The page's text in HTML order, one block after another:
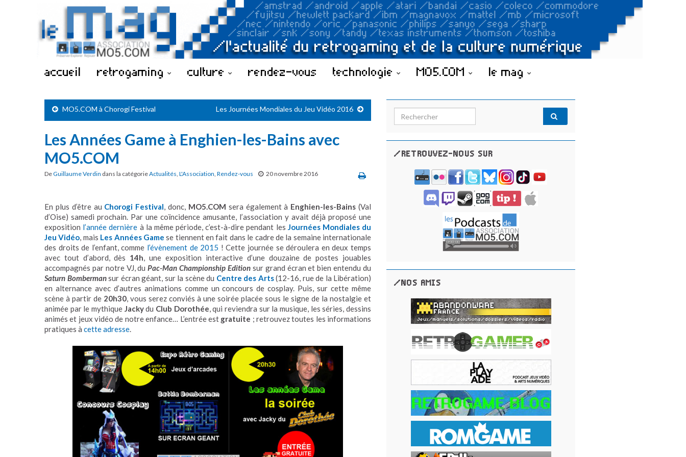
accueil retrogaming culture rendez-vous technologie MO5.COM le mag
MO5.COM à Chorogi Festival Les Journées Mondiales du Jeu Vidéo 2016
Les Années Game à Enghien-les-Bains avec
MO5.COM
DeGuillaume Verdin dans la catégorieActualités, L'Association, Rendez-vous 20 novembre 2016
En plus d’être au Chorogi Festival, donc, MO5.COM sera également à Enghien-les-Bains (Val
d’Oise) samedi prochain. Par une coïncidence amusante, l’association y avait déjà proposé une
exposition l’année dernière à la même période, c’est-à-dire pendant les Journées Mondiales du
Jeu Vidéo, mais Les Années Game se tiennent en fait dans le cadre de la semaine internationale
des droits de l’enfant, comme l’évènement de 2015 ! Cette journée se déroulera en deux temps
avec tout d’abord, dès 14h, une exposition interactive d’une douzaine de postes jouables
accompagnés par notre VJ, duPac-Man Championship Edition sur grand écran et bien entendu du
Saturn Bombermansur écran géant, sur la scène du Centre des Arts(12-16, rue de la Libération)
en alternance avec d’autres animations comme un concours de cosplay. Puis, sur cette même
scène à partir de 20h30, vous serez conviés à une soirée placée sous le signe de la nostalgie et
animée par le mythique Jackydu Club Dorothée, qui reviendra sur la musique, les séries, dessins
animés et jeux vidéo de notre enfance… L’entrée est gratuite ; retrouvez toutes les informations
pratiques à cette adresse.
Search for:
/RETROUVEZ-NOUS SUR
/NOS AMIS